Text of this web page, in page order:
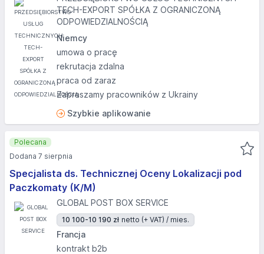
TECH-EXPORT SPÓŁKA Z OGRANICZONĄ
ODPOWIEDZIALNOŚCIĄ
Niemcy
umowa o pracę
rekrutacja zdalna
praca od zaraz
Zapraszamy pracowników z Ukrainy
Szybkie aplikowanie
Specjalista ds. Technicznej Oceny Lokalizacji pod
Paczkomaty (K/M)
GLOBAL POST BOX SERVICE
10 100-10 190 zł netto (+ VAT) / mies.
Francja
kontrakt b2b
Polecana
Dodana 7 sierpnia